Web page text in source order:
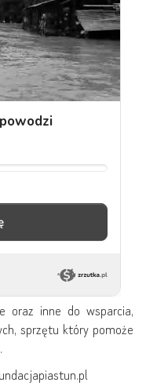
oraz inne do wsparcia,
sprzętu który pomoże